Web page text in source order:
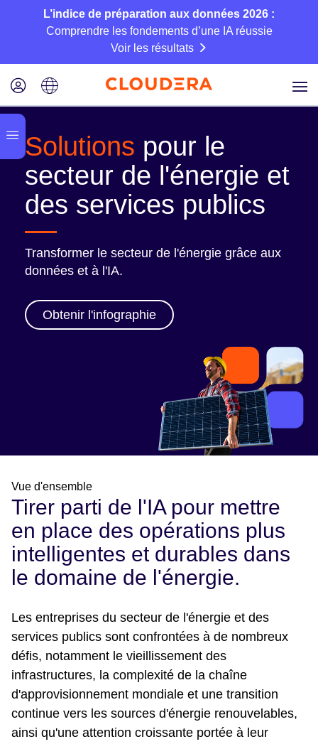
L’indice de préparation aux données 2026 :
Comprendre les fondements d’une IA réussie
Voir les résultats
Solutions pour le
secteur de l'énergie et
des services publics
Transformer le secteur de l'énergie grâce aux
données et à l'IA.
Obtenir l'infographie
Vue d'ensemble
Tirer parti de l'IA pour mettre
en place des opérations plus
intelligentes et durables dans
le domaine de l'énergie.
Les entreprises du secteur de l'énergie et des
services publics sont confrontées à de nombreux
défis, notamment le vieillissement des
infrastructures, la complexité de la chaîne
d'approvisionnement mondiale et une transition
continue vers les sources d'énergie renouvelables,
ainsi qu'une attention croissante portée à leur